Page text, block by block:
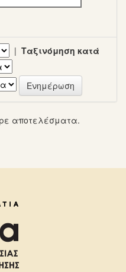
| Ταξινόμηση κατά
αποτελέσματα.